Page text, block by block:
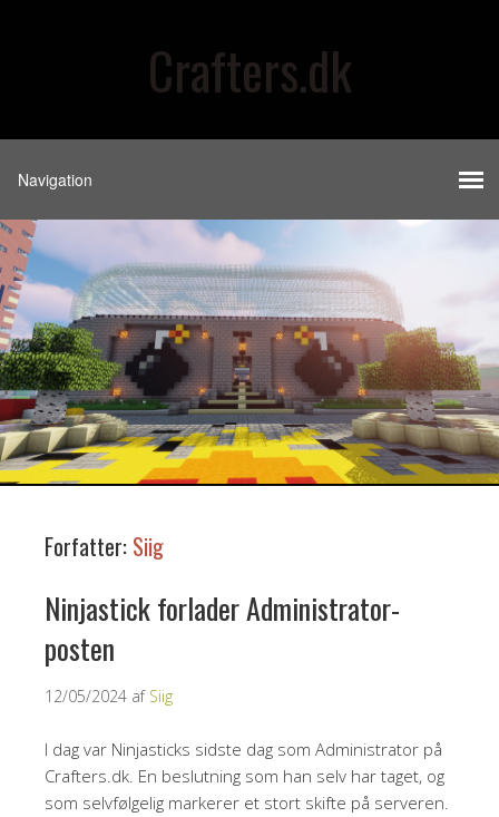
Crafters.dk
Forfatter: Siig
Ninjastick forlader Administrator-
posten
12/05/2024 af Siig
I dag var Ninjasticks sidste dag som Administrator på
Crafters.dk. En beslutning som han selv har taget, og
som selvfølgelig markerer et stort skifte på serveren.